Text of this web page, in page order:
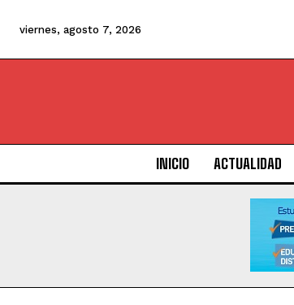
viernes, agosto 7, 2026
INICIO ACTUALIDAD